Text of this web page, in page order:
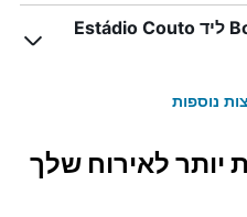
המלצה למלון טוב בBoqueirão ליד Estádio Couto
נוספות
יותר לאירוח שלך